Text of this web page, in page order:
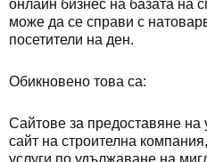
онлайн бизнес на базата на
може да се справи с
посетители на ден.
Обикновено това са:
Сайтове за предоставяне
сайт на строителна
услуги по удължаване на